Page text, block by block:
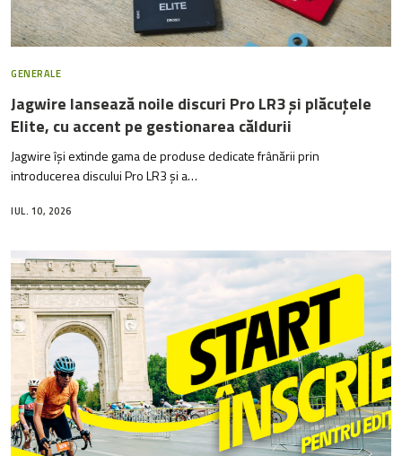
GENERALE
Jagwire lansează noile discuri Pro LR3 și plăcuțele
Elite, cu accent pe gestionarea căldurii
Jagwire își extinde gama de produse dedicate frânării prin
introducerea discului Pro LR3 și a…
IUL. 10, 2026